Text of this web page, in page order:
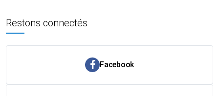
Restons connectés
Facebook